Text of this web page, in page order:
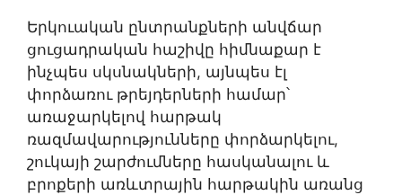
Երկուական ընտրանքների անվճար
ցուցադրական հաշիվը հիմնաքար է
ինչպես սկսնակների, այնպես էլ
փորձառու թրեյդերների համար՝
առաջարկելով հարթակ
ռազմավարությունները փորձարկելու,
շուկայի շարժումները հասկանալու և
բրոքերի առևտրային հարթակին առանց